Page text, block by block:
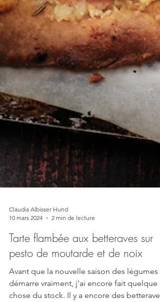
Claudia Albisser Hund
10 mars 2024
2 min de lecture
Tarte flambée aux betteraves sur
pesto de moutarde et de noix
Avant que la nouvelle saison des légumes